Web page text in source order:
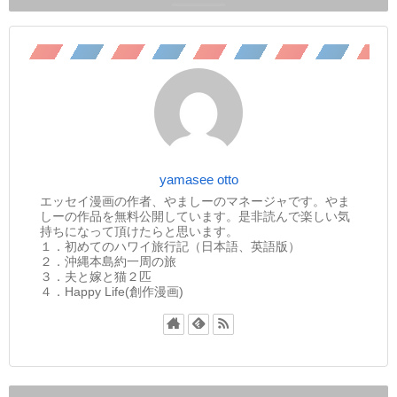
yamasee otto
エッセイ漫画の作者、やましーのマネージャです。やま
しーの作品を無料公開しています。是非読んで楽しい気
持ちになって頂けたらと思います。
１．初めてのハワイ旅行記（日本語、英語版）
２．沖縄本島約一周の旅
３．夫と嫁と猫２匹
４．Happy Life(創作漫画)